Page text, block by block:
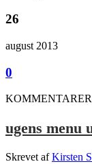
26
august 2013
0
KOMMENTARER
ugens menu
Skrevet afKirsten